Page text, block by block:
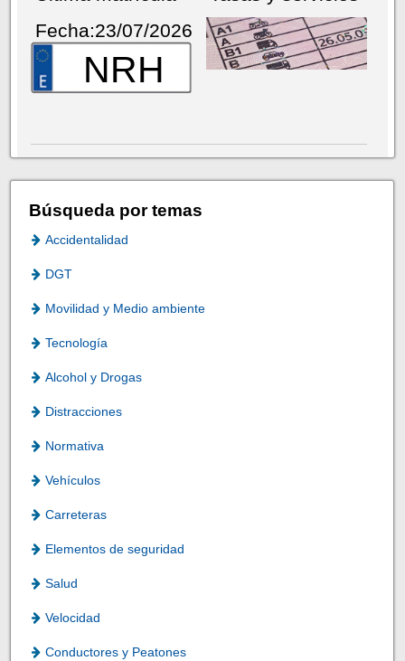
Fecha:23/07/2026
NRH
Búsqueda por temas
Accidentalidad
DGT
Movilidad y Medio ambiente
Tecnología
Alcohol y Drogas
Distracciones
Normativa
Vehículos
Carreteras
Elementos de seguridad
Salud
Velocidad
Conductores y Peatones